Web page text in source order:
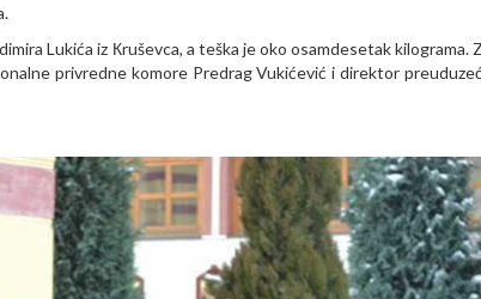
Lukića iz Кruševca, a teška je oko osamdesetak kilograma.
privredne komore Predrag Vukićević i direktor